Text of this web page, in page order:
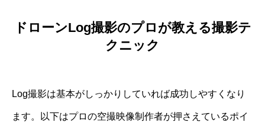
ドローンLog撮影のプロが教える撮影テ
クニック
Log撮影は基本がしっかりしていれば成功しやすくなり
ます。以下はプロの空撮映像制作者が押さえているポイ